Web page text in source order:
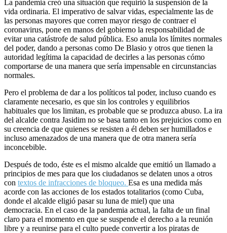
La pandemia creó una situación que requirió la suspensión de la
vida ordinaria. El imperativo de salvar vidas, especialmente las de
las personas mayores que corren mayor riesgo de contraer el
coronavirus, pone en manos del gobierno la responsabilidad de
evitar una catástrofe de salud pública. Eso anula los límites normales
del poder, dando a personas como De Blasio y otros que tienen la
autoridad legítima la capacidad de decirles a las personas cómo
comportarse de una manera que sería impensable en circunstancias
normales.
Pero el problema de dar a los políticos tal poder, incluso cuando es
claramente necesario, es que sin los controles y equilibrios
habituales que los limitan, es probable que se produzca abuso. La ira
del alcalde contra Jasidim no se basa tanto en los prejuicios como en
su creencia de que quienes se resisten a él deben ser humillados e
incluso amenazados de una manera que de otra manera sería
inconcebible.
Después de todo, éste es el mismo alcalde que emitió un llamado a
principios de mes para que los ciudadanos se delaten unos a otros
con textos de infracciones de bloqueo. Esa es una medida más
acorde con las acciones de los estados totalitarios (como Cuba,
donde el alcalde eligió pasar su luna de miel) que una
democracia. En el caso de la pandemia actual, la falta de un final
claro para el momento en que se suspende el derecho a la reunión
libre y a reunirse para el culto puede convertir a los piratas de